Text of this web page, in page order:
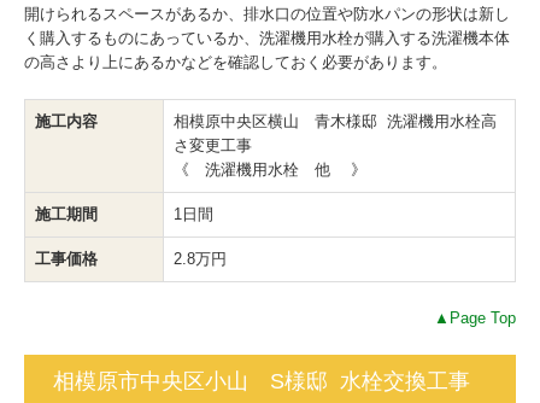
開けられるスペースがあるか、排水口の位置や防水パンの形状は新し
く購入するものにあっているか、洗濯機用水栓が購入する洗濯機本体
の高さより上にあるかなどを確認しておく必要があります。
施工内容
相模原中央区横山 青木様邸 洗濯機用水栓高
さ変更工事
《 洗濯機用水栓 他 》
施工期間 1日間
工事価格 2.8万円
▲Page Top
相模原市中央区小山 S様邸 水栓交換工事